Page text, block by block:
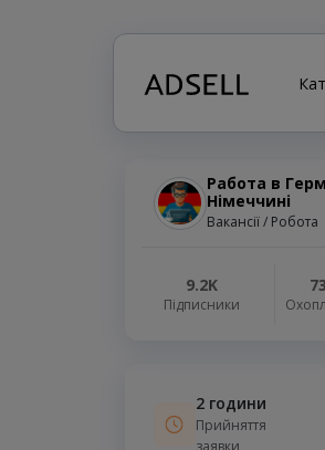
Работа в
Німеччині
Вакансії / Робота
9.2K
Підписники
2 години
Прийняття